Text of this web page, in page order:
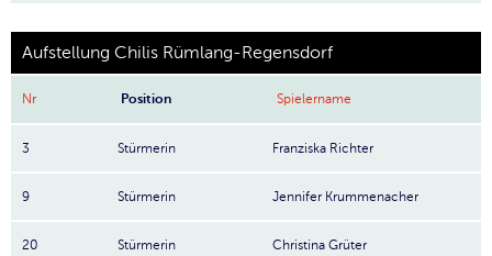
Aufstellung Chilis Rümlang-Regensdorf
Nr Position Spielername
3 Stürmerin Franziska Richter
9 Stürmerin Jennifer Krummenacher
20 Stürmerin Christina Grüter